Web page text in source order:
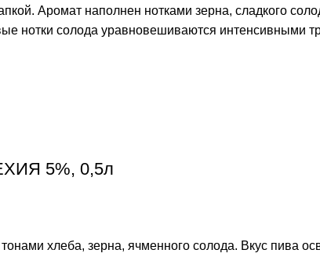
Аромат наполнен нотками зерна, сладкого
нотки солода уравновешиваются интенсивными
5%, 0,5л
хлеба, зерна, ячменного солода. Вкус пива